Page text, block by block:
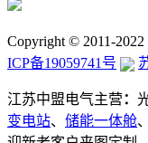
Copyright © 2011-
ICP备19059741号
江苏中盟电气主营：
变电站、 储能一体舱、